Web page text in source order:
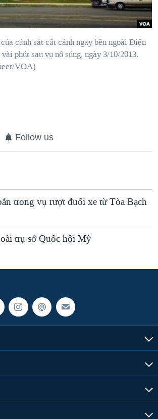
cảnh sát cất cánh ngay bên ngoài Ðiện
phút sau vụ nổ súng, ngày 3/10/2013.
VOA)
Follow us
trong vụ rượt đuổi xe từ Tòa Bạch
trụ sở Quốc hội Mỹ